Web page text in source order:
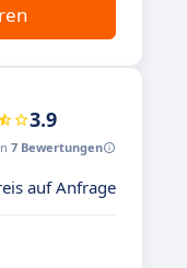
3.9
7 Bewertungen
auf Anfrage